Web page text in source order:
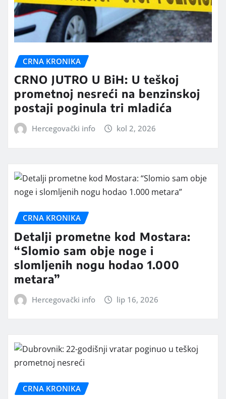
CRNA KRONIKA
CRNO JUTRO U BiH: U teškoj
prometnoj nesreći na benzinskoj
postaji poginula tri mladića
Hercegovački info kol 2, 2026
CRNA KRONIKA
Detalji prometne kod Mostara:
“Slomio sam obje noge i
slomljenih nogu hodao 1.000
metara”
Hercegovački info lip 16, 2026
CRNA KRONIKA